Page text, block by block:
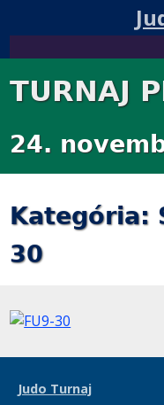
TURNAJ
24.
Kategória:
30
Judo Turnaj